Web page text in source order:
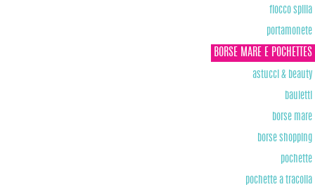
fiocco spilla
portamonete
BORSE MARE E POCHETTES
astucci & beauty
bauletti
borse mare
borse shopping
pochette
pochette a tracolla